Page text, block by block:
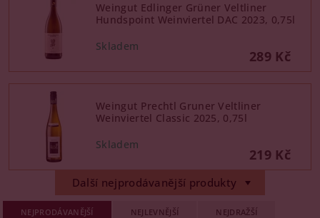
Weingut Edlinger Grüner Veltliner
Hundspoint Weinviertel DAC 2023, 0,75l
289 Kč
Weingut Prechtl Gruner Veltliner
Weinviertel Classic 2025, 0,75l
219 Kč
Další nejprodávanější produkty
NEJPRODÁVANĚJŠÍ NEJLEVNĚJŠÍ NEJDRAŽŠÍ